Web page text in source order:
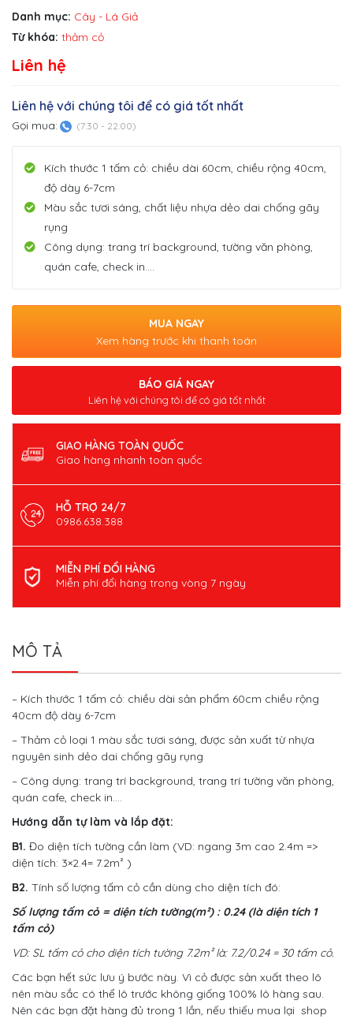
Danh mục: Cây - Lá Giả
Từ khóa: thảm cỏ
Liên hệ
Liên hệ với chúng tôi để có giá tốt nhất
Gọi mua: (7:30 - 22:00)
Kích thước 1 tấm cỏ: chiều dài 60cm, chiều rộng 40cm,
độ dày 6-7cm
Màu sắc tươi sáng, chất liệu nhựa dẻo dai chống gãy
rụng
Công dụng: trang trí background, tường văn phòng,
quán cafe, check in….
MUA NGAY
Xem hàng trước khi thanh toán
BÁO GIÁ NGAY
Liên hệ với chúng tôi để có giá tốt nhất
GIAO HÀNG TOÀN QUỐC
Giao hàng nhanh toàn quốc
HỖ TRỢ 24/7
0986.638.388
MIỄN PHÍ ĐỔI HÀNG
Miễn phí đổi hàng trong vòng 7 ngày
MÔ TẢ
– Kích thước 1 tấm cỏ: chiều dài sản phẩm 60cm chiều rộng
40cm độ dày 6-7cm
– Thảm cỏ loại 1 màu sắc tươi sáng, được sản xuất từ nhựa
nguyên sinh dẻo dai chống gãy rụng
– Công dụng: trang trí background, trang trí tường văn phòng,
quán cafe, check in….
Hướng dẫn tự làm và lắp đặt:
B1. Đo diện tích tường cần làm (VD: ngang 3m cao 2.4m =>
diện tích: 3×2.4= 7.2m² )
B2. Tính số lượng tấm cỏ cần dùng cho diện tích đó:
Số lượng tấm cỏ = diện tích tường(m²) : 0.24 (là diện tích 1
tấm cỏ)
VD: SL tấm cỏ cho diện tích tường 7.2m² là: 7.2/0.24 = 30 tấm cỏ.
Các bạn hết sức lưu ý bước này. Vì cỏ được sản xuất theo lô
nên màu sắc có thể lô trước không giống 100% lô hàng sau.
Nên các bạn đặt hàng đủ trong 1 lần, nếu thiếu mua lại shop